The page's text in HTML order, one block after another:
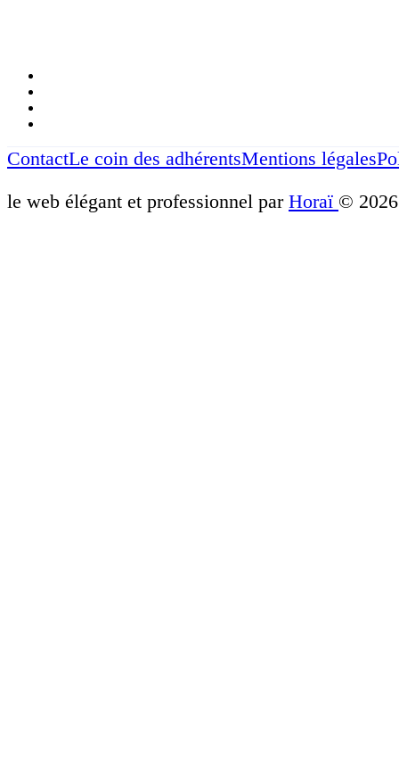
ContactLe coin des adhérentsMentions légales
le web élégant et professionnel par Horaï © 2026